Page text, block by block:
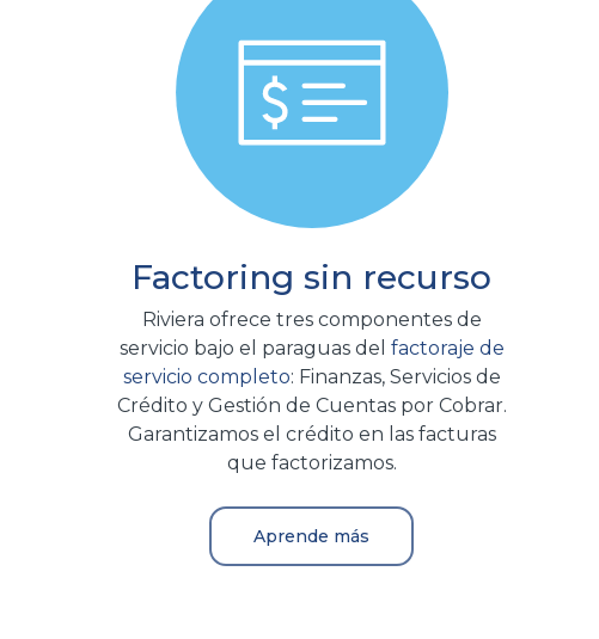
Factoring sin recurso
Riviera ofrece tres componentes de
servicio bajo el paraguas del factoraje de
servicio completo: Finanzas, Servicios de
Crédito y Gestión de Cuentas por Cobrar.
Garantizamos el crédito en las facturas
que factorizamos.
Aprende más